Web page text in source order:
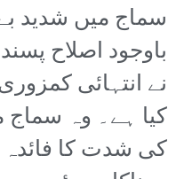
سماج میں شدید
باوجود اصلاح
نے انتہائی
کیا ہے۔ وہ سماج
کی شدت کا فائدہ